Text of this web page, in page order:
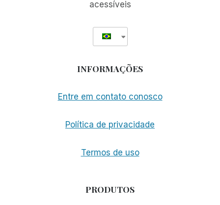
acessíveis
INFORMAÇÕES
Entre em contato conosco
Política de privacidade
Termos de uso
PRODUTOS